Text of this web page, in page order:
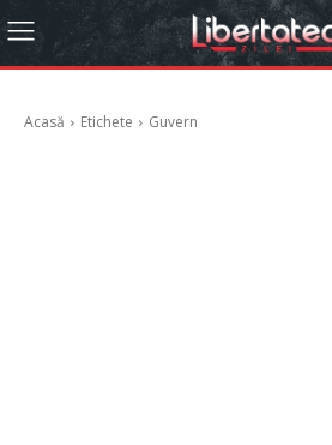
Acasă Etichete Guvern